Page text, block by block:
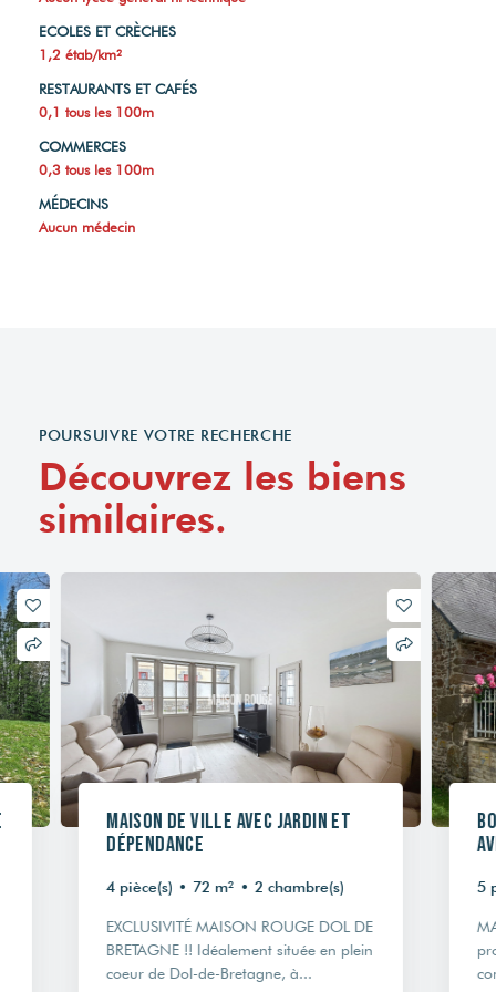
ECOLES ET CRÈCHES
1,2 étab/km²
RESTAURANTS ET CAFÉS
0,1 tous les 100m
COMMERCES
0,3 tous les 100m
MÉDECINS
Aucun médecin
POURSUIVRE VOTRE RECHERCHE
Découvrez les biens
similaires.
Maison de ville avec jardin et
dépendance
4 pièce(s) • 72 m² • 2 chambre(s)
EXCLUSIVITÉ MAISON ROUGE DOL DE
BRETAGNE !! Idéalement située en plein
coeur de Dol-de-Bretagne, à...
5